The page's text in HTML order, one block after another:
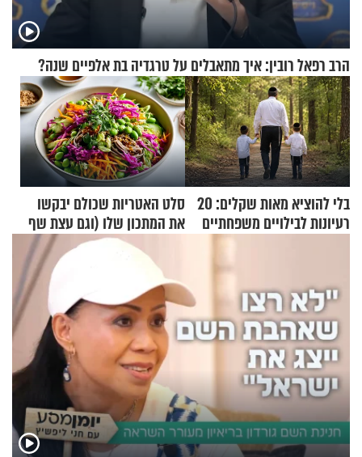
הרב רפאל רובין: איך מתאבלים על טרגדיה בת אלפיים שנה?
בלי להוציא מאות שקלים: 20
רעיונות לבילויים משפחתיים
סלט האטריות שכולם יבקשו
את המתכון שלו (וגם עצת שף
להגשת הרוטב)